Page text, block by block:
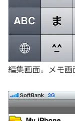
編集画面。メモ画